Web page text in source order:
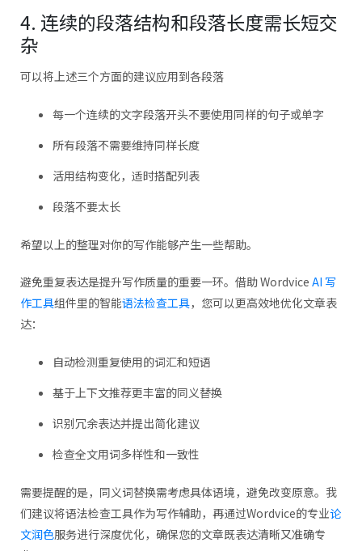
4. 连续的段落结构和段落长度需长短交
杂
可以将上述三个方面的建议应用到各段落
每一个连续的文字段落开头不要使用同样的句子或单字
所有段落不需要维持同样长度
活用结构变化，适时搭配列表
段落不要太长
希望以上的整理对你的写作能够产生一些帮助。
避免重复表达是提升写作质量的重要一环。借助 Wordvice AI 写
作工具组件里的智能语法检查工具，您可以更高效地优化文章表
达：
自动检测重复使用的词汇和短语
基于上下文推荐更丰富的同义替换
识别冗余表达并提出简化建议
检查全文用词多样性和一致性
需要提醒的是，同义词替换需考虑具体语境，避免改变原意。我
们建议将语法检查工具作为写作辅助，再通过Wordvice的专业论
文润色服务进行深度优化，确保您的文章既表达清晰又准确专